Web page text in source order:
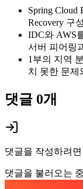
Spring Cloud
Recovery 구
IDC와 AWS
서버 피어링
1부의 지역
치 못한 문제
댓글 0개
댓글을 작성하려면
댓글을 불러오는